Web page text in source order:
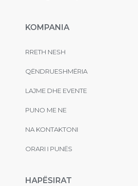
KOMPANIA
RRETH NESH
QËNDRUESHMËRIA
LAJME DHE EVENTE
PUNO ME NE
NA KONTAKTONI
ORARI I PUNËS
HAPËSIRAT